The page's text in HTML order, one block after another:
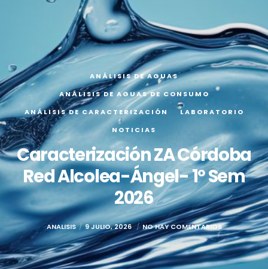
ANÁLISIS DE AGUAS
ANÁLISIS DE AGUAS DE CONSUMO
ANÁLISIS DE CARACTERIZACIÓN
LABORATORIO
NOTICIAS
Caracterización ZA Córdoba
Red Alcolea-Ángel- 1º Sem
2026
ANALISIS 9 JULIO, 2026 NO HAY COMENTARIOS